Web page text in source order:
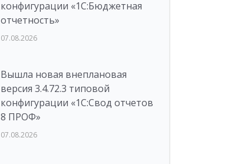
конфигурации «1C:Бюджетная
отчетность»
07.08.2026
Вышла новая внеплановая
версия 3.4.72.3 типовой
конфигурации «1C:Свод отчетов
8 ПРОФ»
07.08.2026